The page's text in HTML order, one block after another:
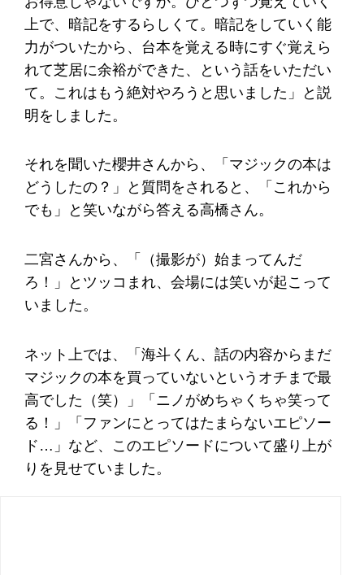
上で、暗記をするらしくて。暗記をしていく能
力がついたから、台本を覚える時にすぐ覚えら
れて芝居に余裕ができた、という話をいただい
て。これはもう絶対やろうと思いました」と説
明をしました。
それを聞いた櫻井さんから、「マジックの本は
どうしたの？」と質問をされると、「これから
でも」と笑いながら答える高橋さん。
二宮さんから、「（撮影が）始まってんだ
ろ！」とツッコまれ、会場には笑いが起こって
いました。
ネット上では、「海斗くん、話の内容からまだ
マジックの本を買っていないというオチまで最
高でした（笑）」「ニノがめちゃくちゃ笑って
る！」「ファンにとってはたまらないエピソー
ド…」など、このエピソードについて盛り上が
りを見せていました。